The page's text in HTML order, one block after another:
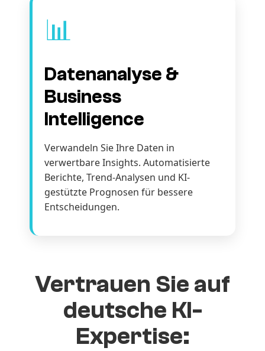
📊
Datenanalyse &
Business
Intelligence
Verwandeln Sie Ihre Daten in
verwertbare Insights. Automatisierte
Berichte, Trend-Analysen und KI-
gestützte Prognosen für bessere
Entscheidungen.
Vertrauen Sie auf
deutsche KI-
Expertise: